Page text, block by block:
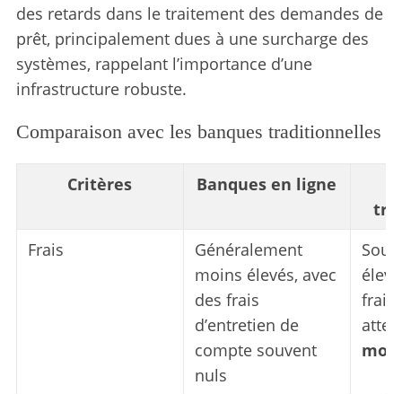
des retards dans le traitement des demandes de
prêt, principalement dues à une surcharge des
systèmes, rappelant l’importance d’une
infrastructure robuste.
Comparaison avec les banques traditionnelles
Critères Banques en ligne
Frais
Généralement
moins élevés, avec
des frais
d’entretien de
compte souvent
nuls
frais
mois
r